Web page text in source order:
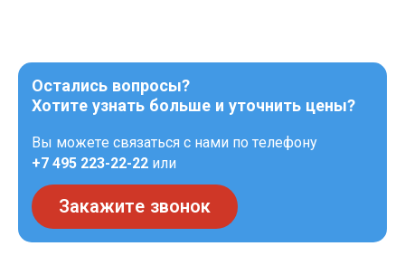
Остались вопросы?
Хотите узнать больше и уточнить цены?
Вы можете связаться с нами по телефону
+7 495 223-22-22 или
Закажите звонок